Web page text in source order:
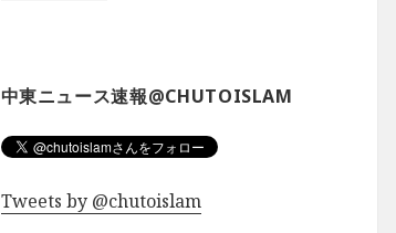
中東ニュース速報@CHUTOISLAM
Tweets by @chutoislam